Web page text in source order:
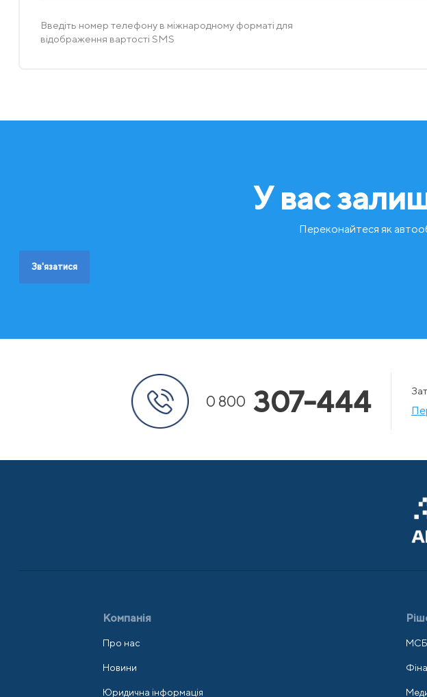
Введіть номер телефону в міжнародному форматі для
відображення вартості SMS
У вас
Переконайтеся як
Зв'язатися
0 800 307-444
Компанія
Про нас
Новини
Юридична інформація
МСБ